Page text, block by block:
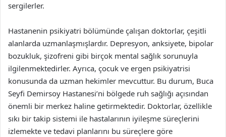
sergilerler.
Hastanenin psikiyatri bölümünde çalışan doktorlar, çeşitli
alanlarda uzmanlaşmışlardır. Depresyon, anksiyete, bipolar
bozukluk, şizofreni gibi birçok mental sağlık sorunuyla
ilgilenmektedirler. Ayrıca, çocuk ve ergen psikiyatrisi
konusunda da uzman hekimler mevcuttur. Bu durum, Buca
Seyfi Demirsoy Hastanesi’ni bölgede ruh sağlığı açısından
önemli bir merkez haline getirmektedir. Doktorlar, özellikle
sıkı bir takip sistemi ile hastalarının iyileşme süreçlerini
izlemekte ve tedavi planlarını bu süreçlere göre